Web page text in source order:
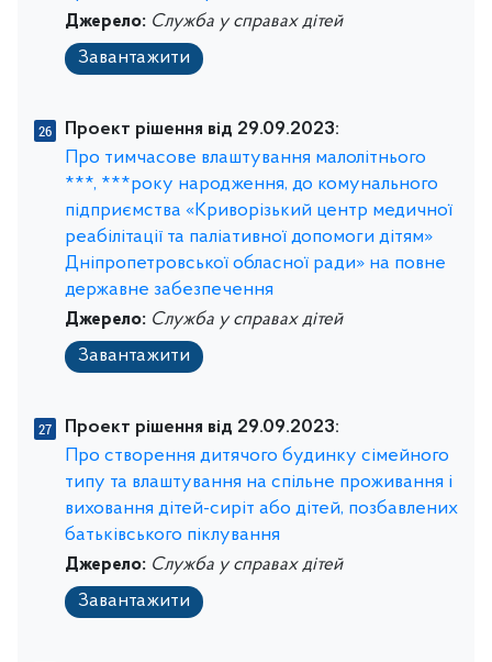
Джерело: Служба у справах дітей
Завантажити
Проект рішення від 29.09.2023:
Про тимчасове влаштування малолітнього
***, ***року народження, до комунального
підприємства «Криворізький центр медичної
реабілітації та паліативної допомоги дітям»
Дніпропетровської обласної ради» на повне
державне забезпечення
Джерело: Служба у справах дітей
Завантажити
Проект рішення від 29.09.2023:
Про створення дитячого будинку сімейного
типу та влаштування на спільне проживання і
виховання дітей-сиріт або дітей, позбавлених
батьківського піклування
Джерело: Служба у справах дітей
Завантажити